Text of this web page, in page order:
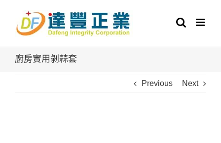
content
廚房實用剝蒜套
Previous Next